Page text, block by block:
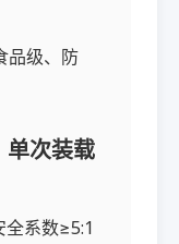
品级、防
次装载
全系数≥5:1